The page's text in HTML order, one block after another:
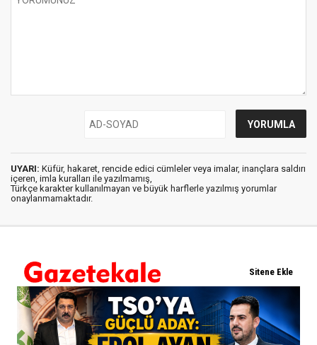
UYARI: Küfür, hakaret, rencide edici cümleler veya imalar, inançlara saldırı
içeren, imla kuralları ile yazılmamış,
Türkçe karakter kullanılmayan ve büyük harflerle yazılmış yorumlar
onaylanmamaktadır.